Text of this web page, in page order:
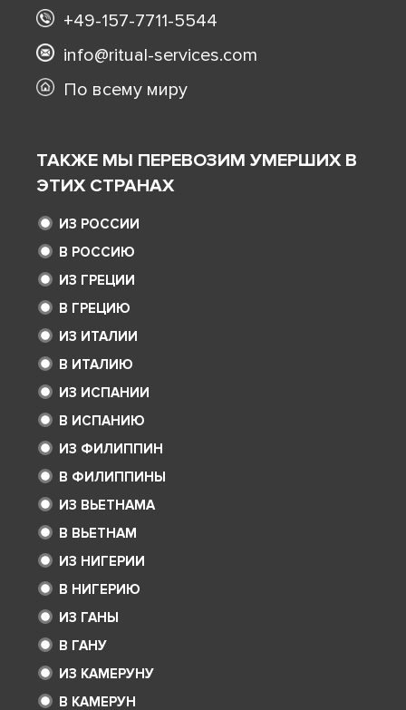
+49-157-7711-5544
info@ritual-services.com
По всему миру
ТАКЖЕ МЫ ПЕРЕВОЗИМ УМЕРШИХ В
ЭТИХ СТРАНАХ
ИЗ РОССИИ
В РОССИЮ
ИЗ ГРЕЦИИ
В ГРЕЦИЮ
ИЗ ИТАЛИИ
В ИТАЛИЮ
ИЗ ИСПАНИИ
В ИСПАНИЮ
ИЗ ФИЛИППИН
В ФИЛИППИНЫ
ИЗ ВЬЕТНАМА
В ВЬЕТНАМ
ИЗ НИГЕРИИ
В НИГЕРИЮ
ИЗ ГАНЫ
В ГАНУ
ИЗ КАМЕРУНУ
В КАМЕРУН